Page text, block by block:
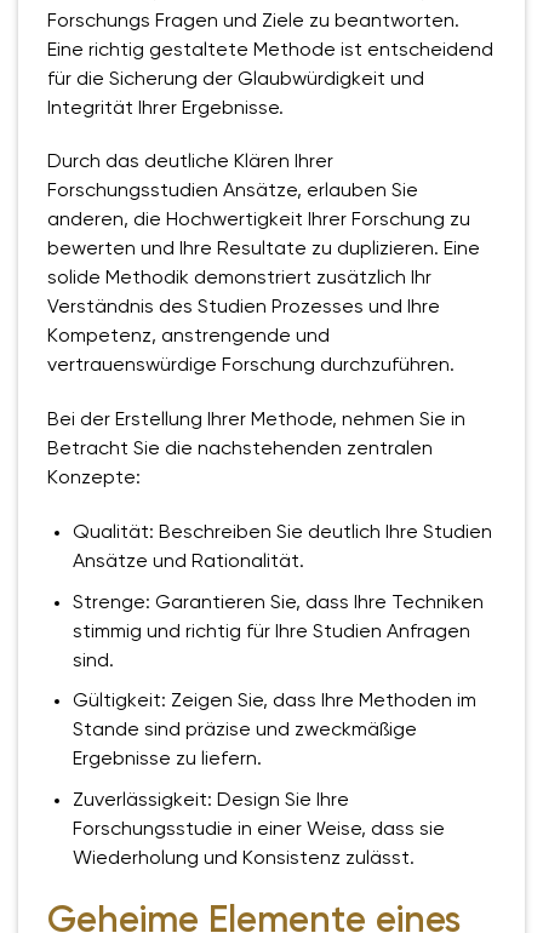
Forschungs Fragen und Ziele zu beantworten.
Eine richtig gestaltete Methode ist entscheidend
für die Sicherung der Glaubwürdigkeit und
Integrität Ihrer Ergebnisse.
Durch das deutliche Klären Ihrer
Forschungsstudien Ansätze, erlauben Sie
anderen, die Hochwertigkeit Ihrer Forschung zu
bewerten und Ihre Resultate zu duplizieren. Eine
solide Methodik demonstriert zusätzlich Ihr
Verständnis des Studien Prozesses und Ihre
Kompetenz, anstrengende und
vertrauenswürdige Forschung durchzuführen.
Bei der Erstellung Ihrer Methode, nehmen Sie in
Betracht Sie die nachstehenden zentralen
Konzepte:
Qualität: Beschreiben Sie deutlich Ihre Studien
Ansätze und Rationalität.
Strenge: Garantieren Sie, dass Ihre Techniken
stimmig und richtig für Ihre Studien Anfragen
sind.
Gültigkeit: Zeigen Sie, dass Ihre Methoden im
Stande sind präzise und zweckmäßige
Ergebnisse zu liefern.
Zuverlässigkeit: Design Sie Ihre
Forschungsstudie in einer Weise, dass sie
Wiederholung und Konsistenz zulässt.
Geheime Elemente eines